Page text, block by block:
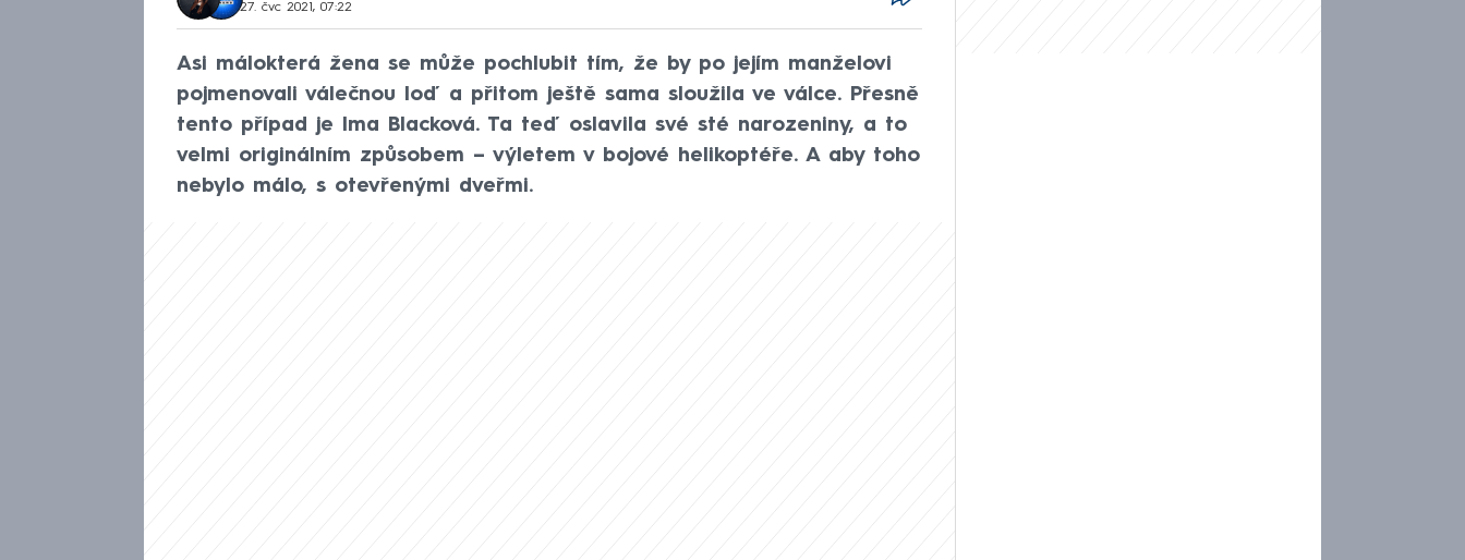
27. čvc 2021, 07:22
Asi málokterá žena se může pochlubit tím, že by po jejím manželovi
pojmenovali válečnou loď a přitom ještě sama sloužila ve válce. Přesně
tento případ je Ima Blacková. Ta teď oslavila své sté narozeniny, a to
velmi originálním způsobem – výletem v bojové helikoptéře. A aby toho
nebylo málo, s otevřenými dveřmi.